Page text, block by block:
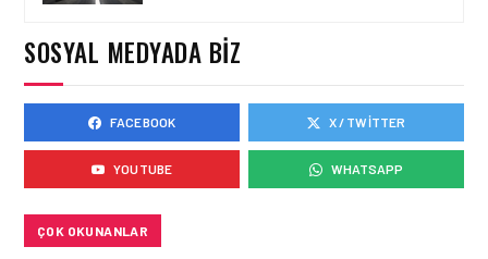
JAPONYA’YI KENDI
HIZINIZDA
KEŞFEDIN,TREN VE
SOSYAL MEDYADA BIZ
FACEBOOK X / TWITTER
YOUTUBE WHATSAPP
ÇOK OKUNANLAR